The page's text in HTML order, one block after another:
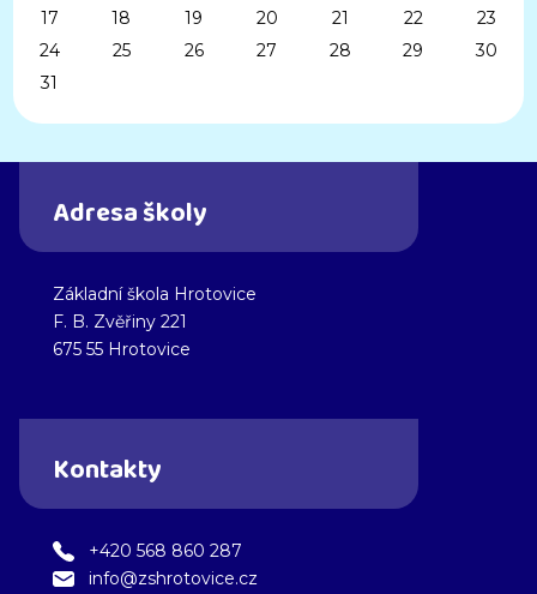
17
18 19 20 21 22
23
24
25 26 27 28 29
30
31
Adresa školy
Základní škola Hrotovice
F. B. Zvěřiny 221
675 55 Hrotovice
Kontakty
+420 568 860 287
info@zshrotovice.cz